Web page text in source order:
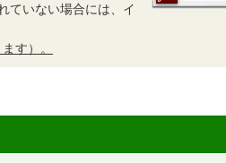
ていない場合には、イ
す）。